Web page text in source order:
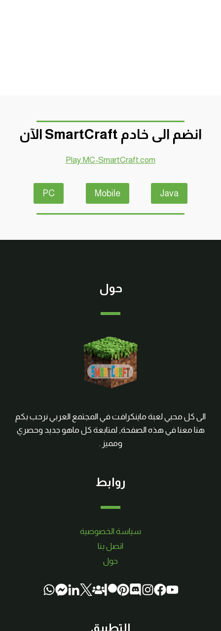
انضم الى خادم SmartCraft الآن
Play.MC-SmartCraft.com
Java
Mobile
PC
حول
الى كل محبي لعبة ماينكرافت في المجتمع العربي نرحب بكم
هنا معنا في هذه الصفحة, لمتابعة كل ماهو جديد وحصري
ومميز .
روابط
سياسة الخصوصية
اتصل بنا
حول
التطبيق